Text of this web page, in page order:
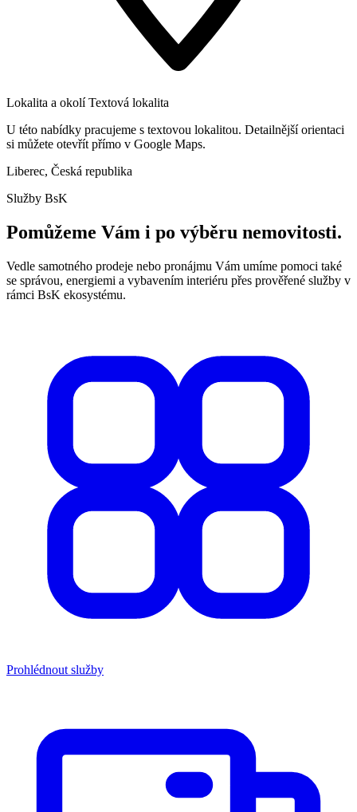
Lokalita a okolí Textová lokalita
U této nabídky pracujeme s textovou lokalitou. Detailnější orientaci
si můžete otevřít přímo v Google Maps.
Liberec, Česká republika
Služby BsK
Pomůžeme Vám i po výběru nemovitosti.
Vedle samotného prodeje nebo pronájmu Vám umíme pomoci také
se správou, energiemi a vybavením interiéru přes prověřené služby v
rámci BsK ekosystému.
Prohlédnout služby